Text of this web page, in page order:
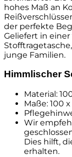
hohes Maß an
der perfekte
Geliefert in
junge Familien.
Himmlischer
Material:
Maße: 100
Wir
Dies hilft,
erhalten.